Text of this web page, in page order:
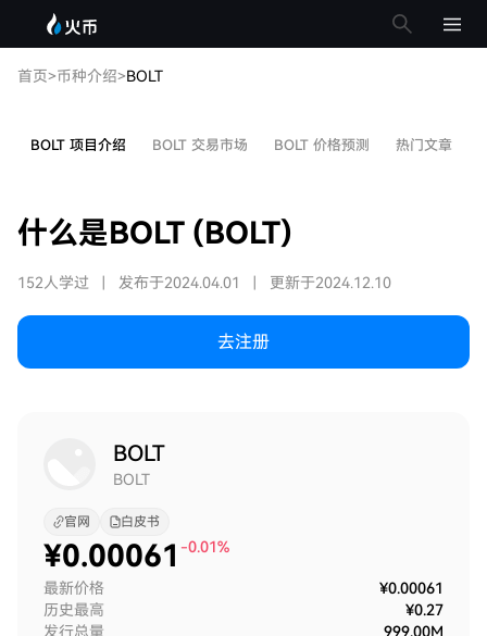
首页>币种介绍>BOLT
BOLT 项目介绍 BOLT 交易市场 BOLT 价格预测 热门文章
什么是BOLT (BOLT)
152人学过 发布于2024.04.01 更新于2024.12.10
去注册
BOLT
BOLT
官网 白皮书
¥0.00061 -0.01%
最新价格
¥0.00061
历史最高
¥0.27
发行总量
999.00M